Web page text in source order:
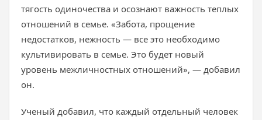
тягость одиночества и осознают важность теплых
отношений в семье. «Забота, прощение
недостатков, нежность — все это необходимо
культивировать в семье. Это будет новый
уровень межличностных отношений», — добавил
он.
Ученый добавил, что каждый отдельный человек